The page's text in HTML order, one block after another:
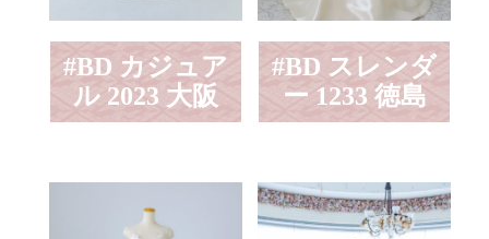
#BD カジュア
ル 2023 大阪
#BD スレンダ
ー 1233 徳島